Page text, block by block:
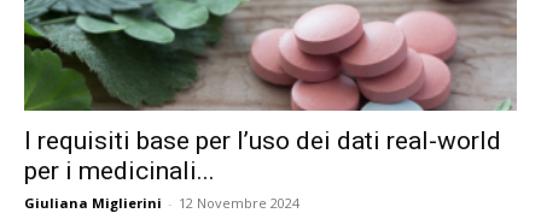
I requisiti base per l’uso dei dati real-world
per i medicinali...
Giuliana Miglierini - 12 Novembre 2024